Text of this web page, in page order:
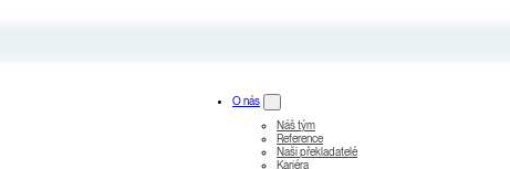
O nás
Náš tým
Reference
Naši překladatelé
Kariéra